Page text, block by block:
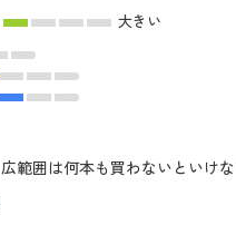
大きい
範囲は何本も買わないといけ